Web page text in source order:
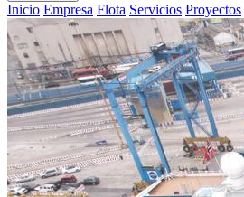
Inicio Empresa Flota Servicios Proyectos